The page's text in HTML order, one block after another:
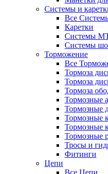
Системы и
Все
Каретки
Системы
Системы
Торможение
Все
Тормоза
Тормоза
Тормоза
Тормозные
Тормозные
Тормозные
Тормозные
Тормозные
Тросы и
Фитинги
Цепи
Все Цепи